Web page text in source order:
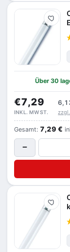
Merken
Über 30
€7,29
INKL. MWST.
Gesamt: 7,29 €
−
Merken